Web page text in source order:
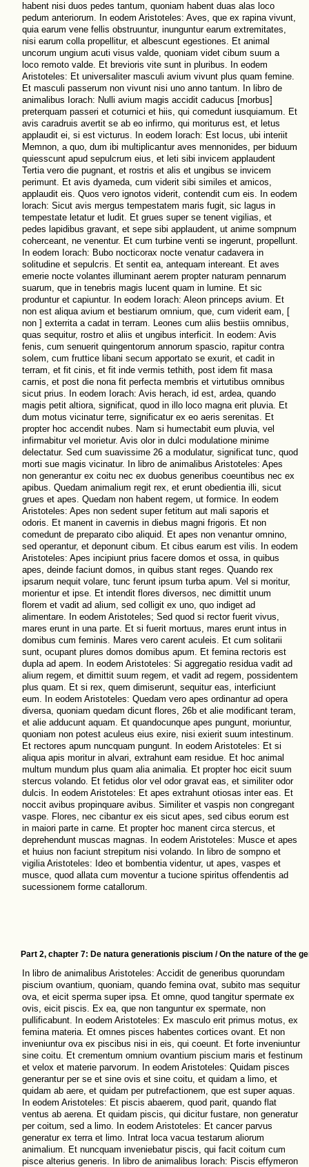
habent nisi duos pedes tantum, quoniam habent duas alas loco
pedum anteriorum. In eodem Aristoteles: Aves, que ex rapina vivunt,
quia earum vene fellis obstruuntur, inunguntur earum extremitates,
nisi earum colla propellitur, et albescunt egestiones. Et animal
uncorum ungium acuti visus valde, quoniam videt cibum suum a
loco remoto valde. Et brevioris vite sunt in pluribus. In eodem
Aristoteles: Et universaliter masculi avium vivunt plus quam femine.
Et masculi passerum non vivunt nisi uno anno tantum. In libro de
animalibus Iorach: Nulli avium magis accidit caducus [morbus]
preterquam passeri et coturnici et hiis, qui comedunt iusquiamum. Et
avis caradruis avertit se ab eo infirmo, qui moriturus est, et letus
applaudit ei, si est victurus. In eodem Iorach: Est locus, ubi interiit
Memnon, a quo, dum ibi multiplicantur aves mennonides, per biduum
quiesscunt apud sepulcrum eius, et leti sibi invicem applaudent
Tertia vero die pugnant, et rostris et alis et ungibus se invicem
perimunt. Et avis dyameda, cum viderit sibi similes et amicos,
applaudit eis. Quos vero ignotos viderit, contendit cum eis. In eodem
lorach: Sicut avis mergus tempestatem maris fugit, sic lagus in
tempestate letatur et ludit. Et grues super se tenent vigilias, et
pedes lapidibus gravant, et sepe sibi applaudent, ut anime sompnum
coherceant, ne venentur. Et cum turbine venti se ingerunt, propellunt.
In eodem Iorach: Bubo nocticorax nocte venatur cadavera in
solitudine et sepulcris. Et sentit ea, antequam intereant. Et aves
emerie nocte volantes illuminant aerem propter naturam pennarum
suarum, que in tenebris magis lucent quam in lumine. Et sic
produntur et capiuntur. In eodem Iorach: Aleon princeps avium. Et
non est aliqua avium et bestiarum omnium, que, cum viderit eam, [
non ] exterrita a cadat in terram. Leones cum aliis bestiis omnibus,
quas sequitur, rostro et aliis et ungibus interficit. In eodem: Avis
fenis, cum senuerit quingentorum annorum spascio, rapitur contra
solem, cum fruttice libani secum apportato se exurit, et cadit in
terram, et fit cinis, et fit inde vermis tethith, post idem fit masa
carnis, et post die nona fit perfecta membris et virtutibus omnibus
sicut prius. In eodem Iorach: Avis herach, id est, ardea, quando
magis petit altiora, significat, quod in illo loco magna erit pluvia. Et
dum motus vicinatur terre, significatur ex eo aeris serenitas. Et
propter hoc accendit nubes. Nam si humectabit eum pluvia, vel
infirmabitur vel morietur. Avis olor in dulci modulatione minime
delectatur. Sed cum suavissime 26 a modulatur, significat tunc, quod
morti sue magis vicinatur. In libro de animalibus Aristoteles: Apes
non generantur ex coitu nec ex duobus generibus coeuntibus nec ex
apibus. Quedam animalium regit rex, et erunt obedientia illi, sicut
grues et apes. Quedam non habent regem, ut formice. In eodem
Aristoteles: Apes non sedent super fetitum aut mali saporis et
odoris. Et manent in cavernis in diebus magni frigoris. Et non
comedunt de preparato cibo aliquid. Et apes non venantur omnino,
sed operantur, et deponunt cibum. Et cibus earum est vilis. In eodem
Aristoteles: Apes incipiunt prius facere domos et ossa, in quibus
apes, deinde faciunt domos, in quibus stant reges. Quando rex
ipsarum nequit volare, tunc ferunt ipsum turba apum. Vel si moritur,
morientur et ipse. Et intendit flores diversos, nec dimittit unum
florem et vadit ad alium, sed colligit ex uno, quo indiget ad
alimentare. In eodem Aristoteles; Sed quod si rector fuerit vivus,
mares erunt in una parte. Et si fuerit mortuus, mares erunt intus in
domibus cum feminis. Mares vero carent aculeis. Et cum solitarii
sunt, ocupant plures domos domibus apum. Et femina rectoris est
dupla ad apem. In eodem Aristoteles: Si aggregatio residua vadit ad
alium regem, et dimittit suum regem, et vadit ad regem, possidentem
plus quam. Et si rex, quem dimiserunt, sequitur eas, interficiunt
eum. In eodem Aristoteles: Quedam vero apes ordinantur ad opera
diversa, quoniam quedam dicunt flores, 26b et alie modificant teram,
et alie adducunt aquam. Et quandocunque apes pungunt, moriuntur,
quoniam non potest aculeus eius exire, nisi exierit suum intestinum.
Et rectores apum nuncquam pungunt. In eodem Aristoteles: Et si
aliqua apis moritur in alvari, extrahunt eam residue. Et hoc animal
multum mundum plus quam alia animalia. Et propter hoc eicit suum
stercus volando. Et fetidus olor vel odor gravat eas, et similiter odor
dulcis. In eodem Aristoteles: Et apes extrahunt otiosas inter eas. Et
noccit avibus propinquare avibus. Similiter et vaspis non congregant
vaspe. Flores, nec cibantur ex eis sicut apes, sed cibus eorum est
in maiori parte in carne. Et propter hoc manent circa stercus, et
deprehendunt muscas magnas. In eodem Aristoteles: Musce et apes
et huius non faciunt strepitum nisi volando. In libro de sompno et
vigilia Aristoteles: Ideo et bombentia videntur, ut apes, vaspes et
musce, quod allata cum moventur a tucione spiritus offendentis ad
sucessionem forme catallorum.
Part 2, chapter 7: De natura generationis piscium / On the nature of the
In libro de animalibus Aristoteles: Accidit de generibus quorundam
piscium ovantium, quoniam, quando femina ovat, subito mas sequitur
ova, et eicit sperma super ipsa. Et omne, quod tangitur spermate ex
ovis, eicit piscis. Ex ea, que non tanguntur ex spermate, non
pullificabunt. In eodem Aristoteles: Ex masculo erit primus motus, ex
femina materia. Et omnes pisces habentes cortices ovant. Et non
inveniuntur ova ex piscibus nisi in eis, qui coeunt. Et forte inveniuntur
sine coitu. Et crementum omnium ovantium piscium maris et festinum
et velox et materie parvorum. In eodem Aristoteles: Quidam pisces
generantur per se et sine ovis et sine coitu, et quidam a limo, et
quidam ab aere, et quidam per putrefactionem, que est super aquas.
In eodem Aristoteles: Et piscis abaerem, quod parit, quando flat
ventus ab aerena. Et quidam piscis, qui dicitur fustare, non generatur
per coitum, sed a limo. In eodem Aristoteles: Et cancer parvus
generatur ex terra et limo. Intrat loca vacua testarum aliorum
animalium. Et nuncquam inveniebatur piscis, qui facit coitum cum
pisce alterius generis. In libro de animalibus Iorach: Piscis effymeron